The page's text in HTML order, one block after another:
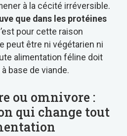
à la cécité irréversible.
que dans les protéines
pour cette raison
peut être ni végétarien ni
alimentation féline doit
base de viande.
ou omnivore :
qui change tout